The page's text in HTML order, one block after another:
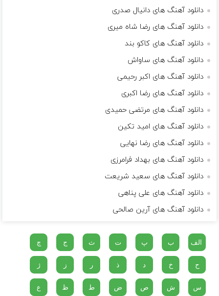
دانلود آهنگ های دانیال صدری
دانلود آهنگ های رضا شاه میری
دانلود آهنگ های کاکو بند
دانلود آهنگ های ساواش
دانلود آهنگ های اکبر رحیمی
دانلود آهنگ های رضا اکبری
دانلود آهنگ های مرتضی حمیدی
دانلود آهنگ های امید تکین
دانلود آهنگ های رضا نهایی
دانلود آهنگ های بهداد فرامرزى
دانلود آهنگ های سعید شریعت
دانلود آهنگ های علی پناهی
دانلود آهنگ های آرین صالحی
الف ب پ ت ث ج چ
ح خ د ذ ر ز ژ
س ش ص ض ط ظ ع